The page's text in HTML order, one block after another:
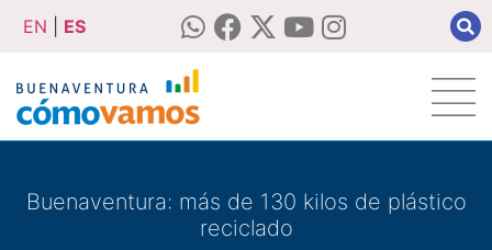
EN ES
Buenaventura: más de 130 kilos de plástico
reciclado